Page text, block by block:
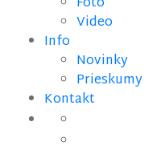
Video
Info
Novinky
Prieskumy
Kontakt